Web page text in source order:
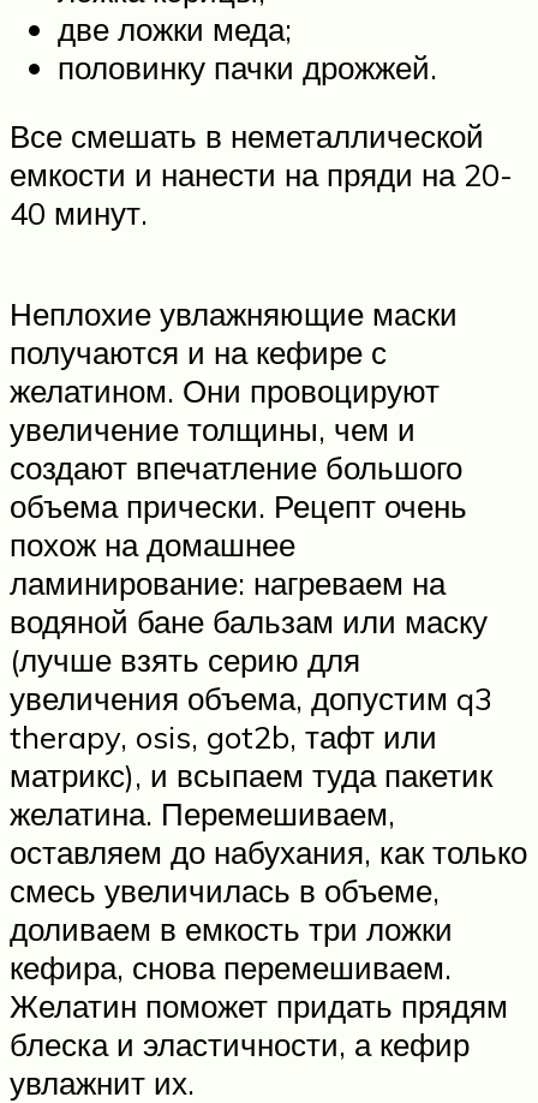
две ложки меда;
половинку пачки дрожжей.
Все смешать в неметаллической
емкости и нанести на пряди на 20-
40 минут.
Неплохие увлажняющие маски
получаются и на кефире с
желатином. Они провоцируют
увеличение толщины, чем и
создают впечатление большого
объема прически. Рецепт очень
похож на домашнее
ламинирование: нагреваем на
водяной бане бальзам или маску
(лучше взять серию для
увеличения объема, допустим q3
therapy, osis, got2b, тафт или
матрикс), и всыпаем туда пакетик
желатина. Перемешиваем,
оставляем до набухания, как только
смесь увеличилась в объеме,
доливаем в емкость три ложки
кефира, снова перемешиваем.
Желатин поможет придать прядям
блеска и эластичности, а кефир
увлажнит их.